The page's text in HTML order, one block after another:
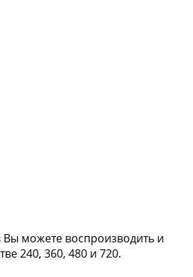
можете воспроизводить и
240, 360, 480 и 720.